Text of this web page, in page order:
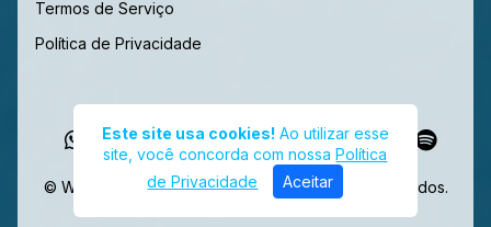
Termos de Serviço
Política de Privacidade
© Web Radio Completa - Todos os direitos reservados.
Este site usa cookies! Ao utilizar esse
site, você concorda com nossaPolítica
de Privacidade
Aceitar